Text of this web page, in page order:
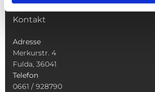
Kontakt
Adresse
Merkurstr. 4
Fulda, 36041
Telefon
0661 / 928790